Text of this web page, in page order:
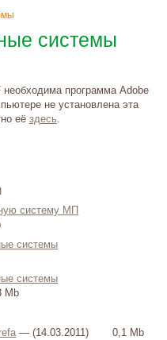
системы
программа Adobe
не установлена эта
её здесь.
систему МП
системы
системы
Mb
— (14.03.2011)
0,1 Mb